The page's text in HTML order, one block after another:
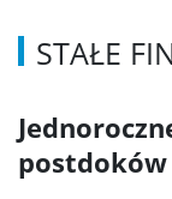
STAŁE
postdoków